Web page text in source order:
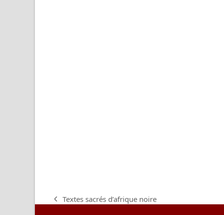
previous
Textes sacrés d’afrique noire